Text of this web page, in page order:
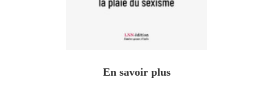
En savoir plus